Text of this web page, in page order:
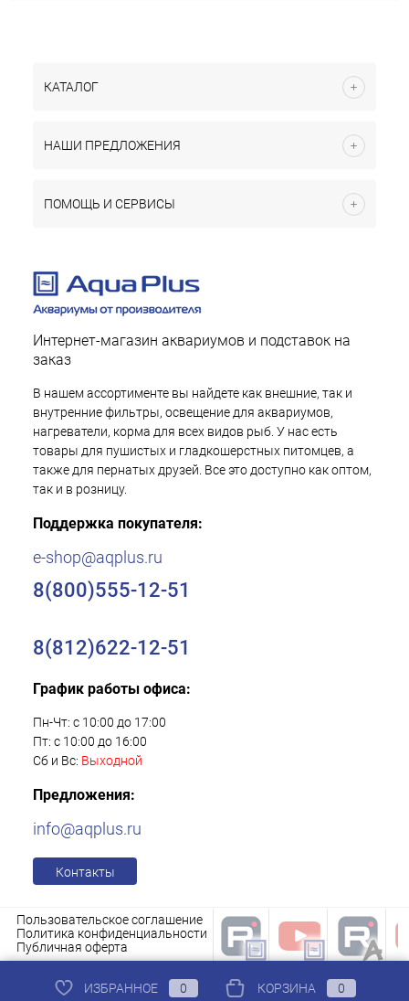
КАТАЛОГ
НАШИ ПРЕДЛОЖЕНИЯ
ПОМОЩЬ И СЕРВИСЫ
Интернет-магазин аквариумов и подставок на
заказ
В нашем ассортименте вы найдете как внешние, так и
внутренние фильтры, освещение для аквариумов,
нагреватели, корма для всех видов рыб. У нас есть
товары для пушистых и гладкошерстных питомцев, а
также для пернатых друзей. Все это доступно как оптом,
так и в розницу.
Поддержка покупателя:
e-shop@aqplus.ru
8(800)555-12-51
8(812)622-12-51
График работы офиса:
Пн-Чт: с 10:00 до 17:00
Пт: с 10:00 до 16:00
Сб и Вс: Выходной
Предложения:
info@aqplus.ru
Контакты
Пользовательское соглашение
Политика конфиденциальности
Публичная оферта
ИЗБРАННОЕ 0 КОРЗИНА 0